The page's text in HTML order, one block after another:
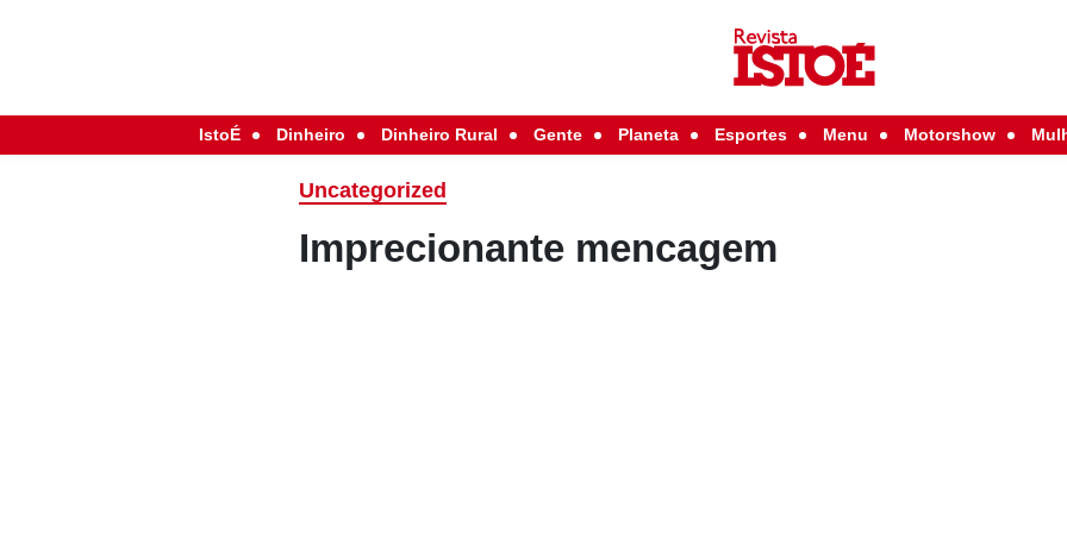
IstoÉ Dinheiro Dinheiro Rural Gente Planeta Esportes Menu Motorshow
Uncategorized
Imprecionante mencagem